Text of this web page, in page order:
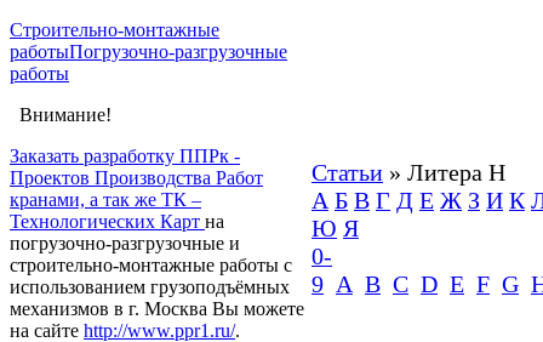
Строительно-монтажные
работыПогрузочно-разгрузочные
работы
Внимание!
Заказать разработку ППРк -
Проектов Производства Работ
кранами, а так же ТК –
Технологических Карт на
погрузочно-разгрузочные и
строительно-монтажные работы с
использованием грузоподъёмных
механизмов в г. Москва Вы можете
на сайте http://www.ppr1.ru/.
Статьи » Литера H
А Б В Г Д Е Ж З И К
Ю Я
0-
9 A B C D E F G